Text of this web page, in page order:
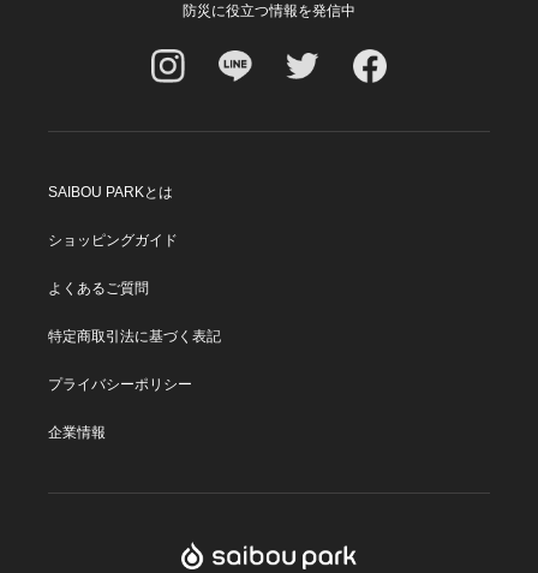
防災に役立つ情報を発信中
SAIBOU PARKとは
ショッピングガイド
よくあるご質問
特定商取引法に基づく表記
プライバシーポリシー
企業情報